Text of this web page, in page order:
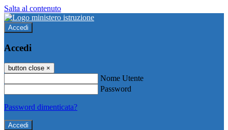
Salta al contenuto
Accedi
Accedi
button close ×
Nome Utente
Password
Password dimenticata?